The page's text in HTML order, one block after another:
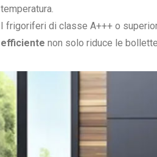
temperatura.
I frigoriferi di classe A+++ o
efficiente non solo riduce le